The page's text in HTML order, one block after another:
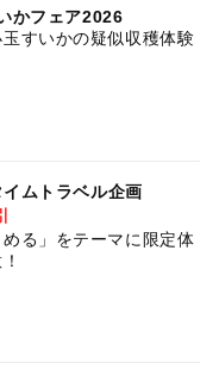
かフェア2026
すいかの疑似収穫体験
ムトラベル企画
める」をテーマに限定体